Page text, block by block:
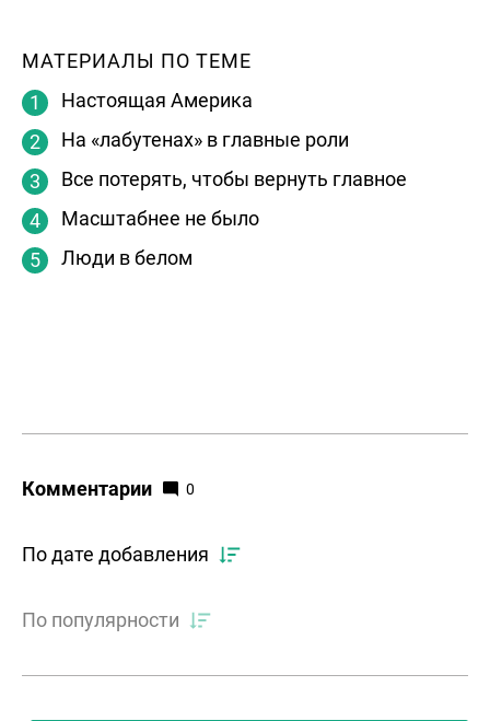
МАТЕРИАЛЫ ПО ТЕМЕ
Настоящая Америка
На «лабутенах» в главные роли
Все потерять, чтобы вернуть главное
Масштабнее не было
Люди в белом
Комментарии 0
По дате добавления
По популярности